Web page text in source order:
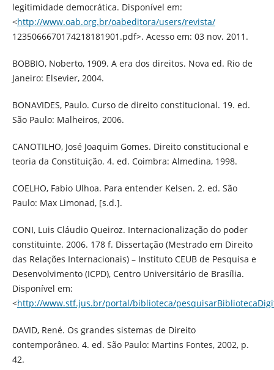
legitimidade democrática. Disponível em:
<http://www.oab.org.br/oabeditora/users/revista/
1235066670174218181901.pdf>. Acesso em: 03 nov. 2011.
BOBBIO, Noberto, 1909. A era dos direitos. Nova ed. Rio de
Janeiro: Elsevier, 2004.
BONAVIDES, Paulo. Curso de direito constitucional. 19. ed.
São Paulo: Malheiros, 2006.
CANOTILHO, José Joaquim Gomes. Direito constitucional e
teoria da Constituição. 4. ed. Coimbra: Almedina, 1998.
COELHO, Fabio Ulhoa. Para entender Kelsen. 2. ed. São
Paulo: Max Limonad, [s.d.].
CONI, Luis Cláudio Queiroz. Internacionalização do poder
constituinte. 2006. 178 f. Dissertação (Mestrado em Direito
das Relações Internacionais) – Instituto CEUB de Pesquisa e
Desenvolvimento (ICPD), Centro Universitário de Brasília.
Disponível em:
<http://www.stf.jus.br/portal/biblioteca/
DAVID, René. Os grandes sistemas de Direito
contemporâneo. 4. ed. São Paulo: Martins Fontes, 2002, p.
42.